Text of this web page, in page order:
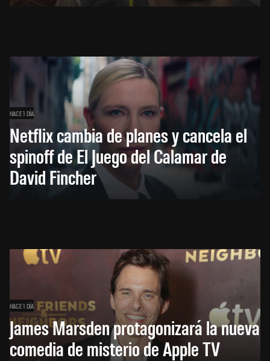
HACE 1 DÍA
Netflix cambia de planes y cancela el
spinoff de El Juego del Calamar de
David Fincher
HACE 1 DÍA
James Marsden protagonizará la nueva
comedia de misterio de Apple TV